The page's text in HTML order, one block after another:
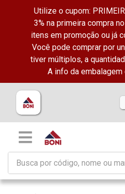
Utilize o cupom:
3% na primeira compra
itens em promoção ou já
Você pode comprar por
tiver múltiplos, a
A info da